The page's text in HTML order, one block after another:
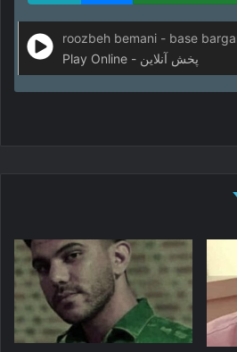
roozbeh bemani - base
Play Online - پخش آنلاین